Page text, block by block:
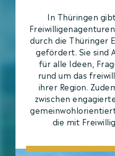
In Thüringen
durch die Thüringer
gefördert. Sie sind
für alle Ideen,
rund um das
ihrer Region.
zwischen
die mit